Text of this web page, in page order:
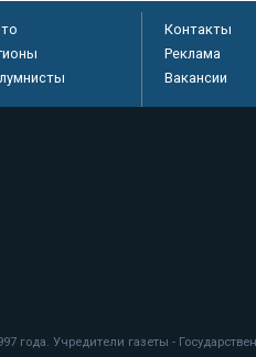
Контакты
Реклама
Вакансии
года. Учредители газеты -